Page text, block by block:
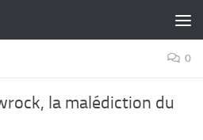
0
la malédiction du